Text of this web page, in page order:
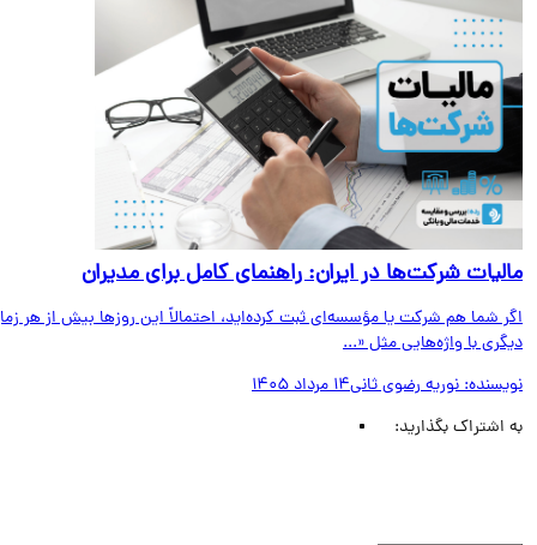
شرکت‌ها در ایران: راهنمای کامل برای مدیران
شما هم شرکت یا مؤسسه‌ای ثبت کرده‌اید، احتمالاً این روزها بیش از هر زمان
با واژه‌هایی مثل «...
نوریه رضوی ثانی14 مرداد 1405
اشتراک بگذارید: